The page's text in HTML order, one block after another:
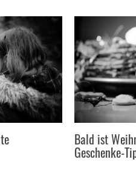
Bald ist
Geschenke-